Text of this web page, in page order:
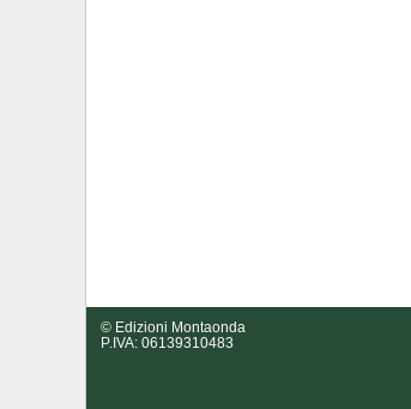
© Edizioni Montaonda
P.IVA: 06139310483